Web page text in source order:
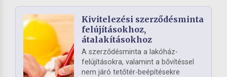
Kivitelezési szerződésminta
felújításokhoz,
átalakításokhoz
A szerződésminta a lakóház-
felújításokra, valamint a bővítéssel
nem járó tetőtér-beépítésekre